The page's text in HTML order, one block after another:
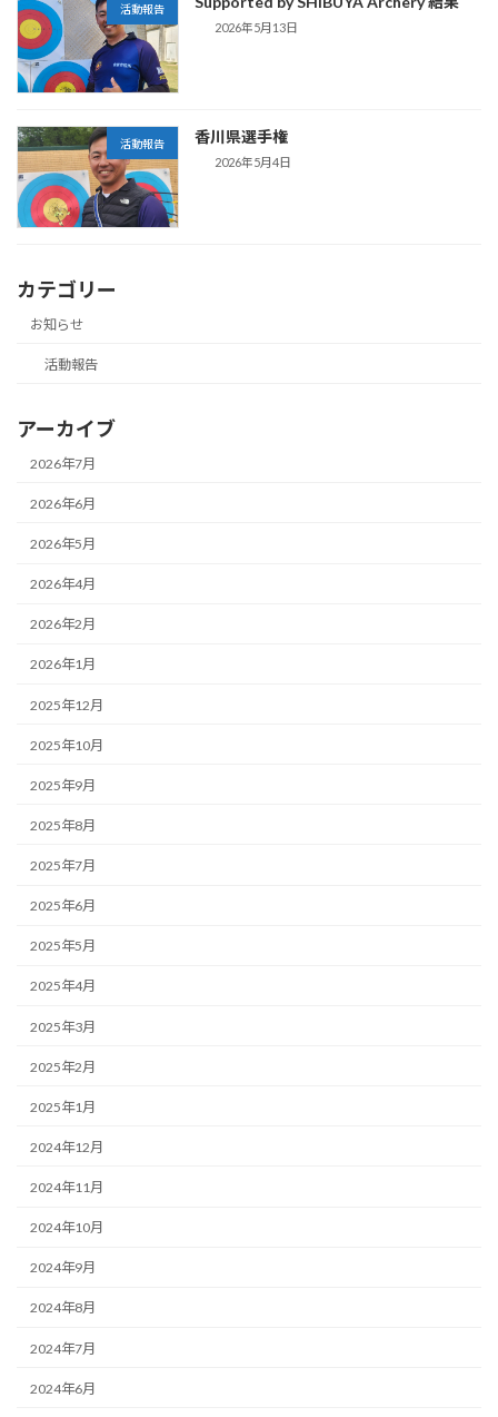
活動報告
2026年5月13日
活動報告 香川県選手権
2026年5月4日
カテゴリー
お知らせ
活動報告
アーカイブ
2026年7月
2026年6月
2026年5月
2026年4月
2026年2月
2026年1月
2025年12月
2025年10月
2025年9月
2025年8月
2025年7月
2025年6月
2025年5月
2025年4月
2025年3月
2025年2月
2025年1月
2024年12月
2024年11月
2024年10月
2024年9月
2024年8月
2024年7月
2024年6月